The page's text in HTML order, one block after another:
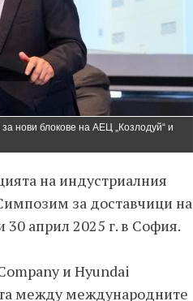
нови блокове на АЕЦ „Козлодуй“ и
на индустриалния
за доставчици на
30 април 2025 г. в София.
и Hyundai
между международните